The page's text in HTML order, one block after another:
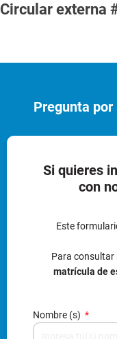
Circular externa
Pregunta
Si quieres
con
Este
Para consultar
matrícula de
Nombre (s)